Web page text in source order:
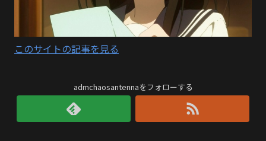
このサイトの記事を見る
admchaosantennaをフォローする